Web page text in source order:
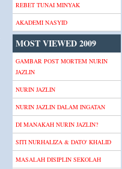
REBET TUNAI MINYAK
AKADEMI NASYID
MOST VIEWED 2009
GAMBAR POST MORTEM NURIN
JAZLIN
NURIN JAZLIN
NURIN JAZLIN DALAM INGATAN
DI MANAKAH NURIN JAZLIN?
SITI NURHALIZA & DATO' KHALID
MASALAH DISIPLIN SEKOLAH